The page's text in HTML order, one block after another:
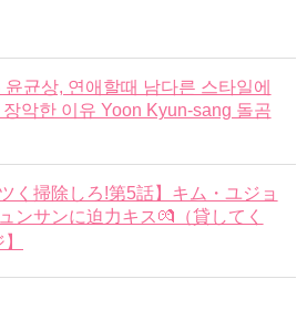
윤균상, 연애할때 남다른 스타일에
악한 이유 Yoon Kyun-sang 돌곰
く掃除しろ!第5話】キム・ユジョ
ンサンに迫力キス💏（貸してく